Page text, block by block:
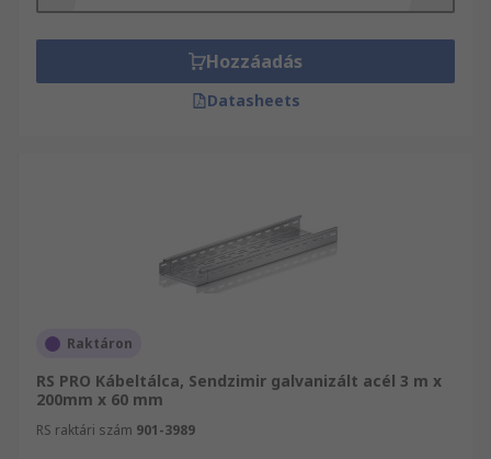
Hozzáadás
Datasheets
Raktáron
RS PRO Kábeltálca, Sendzimir galvanizált acél 3 m x
200mm x 60 mm
RS raktári szám 901-3989